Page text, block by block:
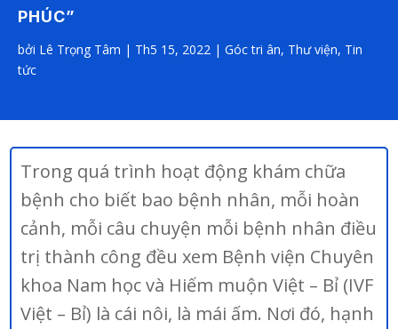
PHÚC”
bởi Lê Trọng Tâm | Th5 15, 2022 | Góc tri ân, Thư viện, Tin
tức
Trong quá trình hoạt động khám chữa
bệnh cho biết bao bệnh nhân, mỗi hoàn
cảnh, mỗi câu chuyện mỗi bệnh nhân điều
trị thành công đều xem Bệnh viện Chuyên
khoa Nam học và Hiếm muộn Việt – Bỉ (IVF
Việt – Bỉ) là cái nôi, là mái ấm. Nơi đó, hạnh